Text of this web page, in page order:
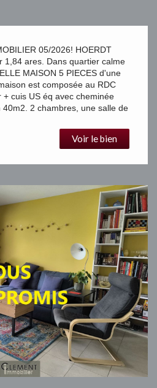
05/2026! HOERDT
1,84 ares. Dans quartier calme
MAISON 5 PIECES d'une
est composée au RDC
cuis US éq avec cheminée
2 chambres, une salle de
Voir le bien